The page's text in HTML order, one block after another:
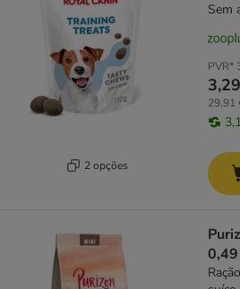
2 opções
PVR*
29,91
Sem